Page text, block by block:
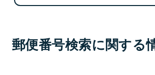
郵便番号検索に関する